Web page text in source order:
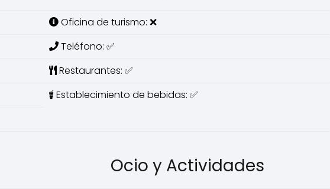
Oficina de turismo: ❌
Teléfono: ✅
Restaurantes: ✅
Establecimiento de bebidas: ✅
Ocio y Actividades